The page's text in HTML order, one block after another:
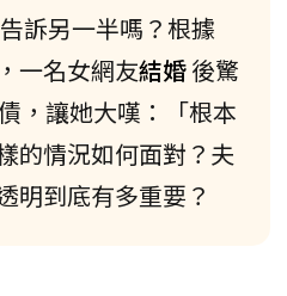
訴另一半嗎？根據
一名女網友結婚後驚
，讓她大嘆：「根本
的情況如何面對？夫
明到底有多重要？